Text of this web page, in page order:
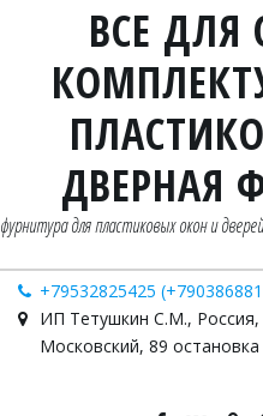
ВСЕ ДЛЯ
ДВЕРНАЯ
фурнитура для пластиковых окон и дверей
+79532825425
ИП Тетушкин С.М., Россия,
Московский, 89